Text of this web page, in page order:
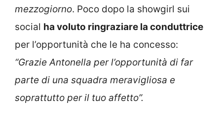
mezzogiorno. Poco dopo la showgirl sui
social ha voluto ringraziare la conduttrice
per l’opportunità che le ha concesso:
“Grazie Antonella per l’opportunità di far
parte di una squadra meravigliosa e
soprattutto per il tuo affetto”.